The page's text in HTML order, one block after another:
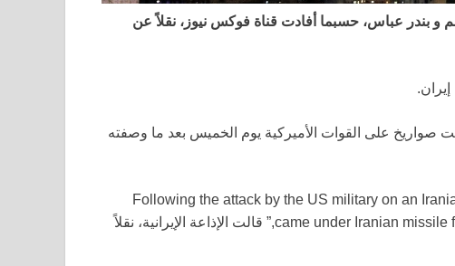
و بندر عباس، حسبما أفادت قناة فوكس نيوز، نقلاً عن
صواريخ على القوات الأميركية يوم الخميس بعد ما وصفته
“Following the attack by the US military on an
came under Iranian missile fire and were forced to flee after suffering damage,” قالت الإذاعة الإيرانية، نقلاً